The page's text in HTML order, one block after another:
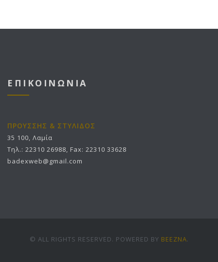
ΕΠΙΚΟΙΝΩΝΙΑ
ΠΡΟΥΣΣΗΣ & ΣΤΥΛΙΔΟΣ
35 100, Λαμία
Τηλ.: 22310 26988, Fax: 22310 33628
badexweb@gmail.com
© ALL RIGHTS RESERVED. POWERED BY BEEZNA.